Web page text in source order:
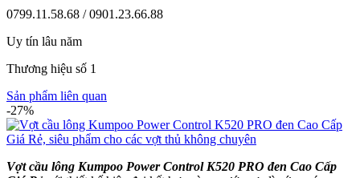
0799.11.58.68 / 0901.23.66.88
Uy tín lâu năm
Thương hiệu số 1
Sản phẩm liên quan
-27%
Vợt cầu lông Kumpoo Power Control K520 PRO đen Cao Cấp